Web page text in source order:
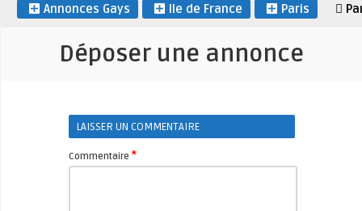
Annonces Gays Ile de France Paris
Déposer une annonce
LAISSER UN COMMENTAIRE
Commentaire *